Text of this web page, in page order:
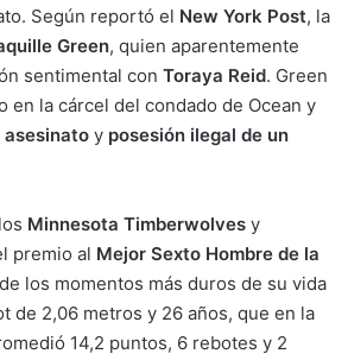
Según reportó el New York Post, la
Green, quien aparentemente
sentimental con Toraya Reid. Green
en la cárcel del condado de Ocean y
asesinato y posesión ilegal de un
Minnesota Timberwolves y
premio al Mejor Sexto Hombre de la
los momentos más duros de su vida
de 2,06 metros y 26 años, que en la
14,2 puntos, 6 rebotes y 2